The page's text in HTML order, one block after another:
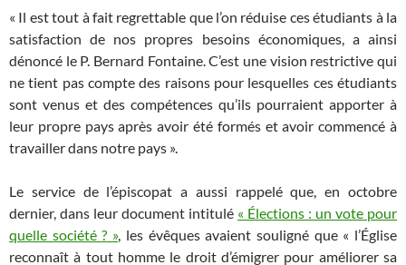
« Il est tout à fait regrettable que l’on réduise ces étudiants à la
satisfaction de nos propres besoins économiques, a ainsi
dénoncé le P. Bernard Fontaine. C’est une vision restrictive qui
ne tient pas compte des raisons pour lesquelles ces étudiants
sont venus et des compétences qu’ils pourraient apporter à
leur propre pays après avoir été formés et avoir commencé à
travailler dans notre pays ».
Le service de l’épiscopat a aussi rappelé que, en octobre
dernier, dans leur document intitulé « Élections : un vote pour
quelle société ? », les évêques avaient souligné que « l’Église
reconnaît à tout homme le droit d’émigrer pour améliorer sa